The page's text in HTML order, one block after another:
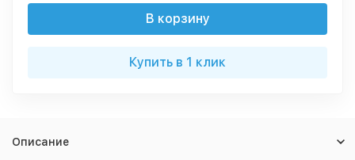
В корзину
Купить в 1 клик
Описание